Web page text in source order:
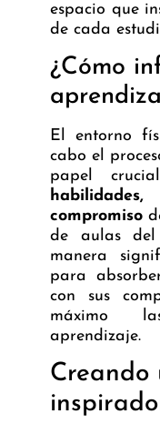
espacio que
de cada
¿Cómo
El entorno
cabo el
papel
compromiso
de aulas
manera
para
con sus
máximo
aprendizaje.
Creando